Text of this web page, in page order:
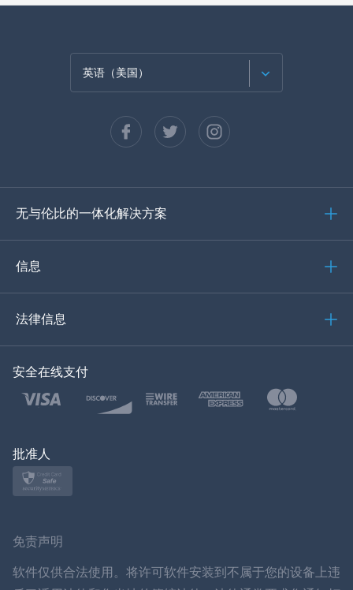
英语（美国）
西班牙语
德语
土耳其语
波兰文
ภาษาไทย
无与伦比的一体化解决方案
信息
法律信息
安全在线支付
批准人
免责声明
软件仅供合法使用。将许可软件安装到不属于您的设备上违